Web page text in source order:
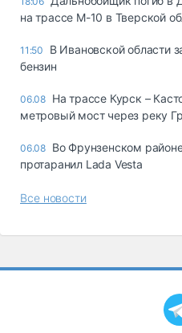
на трассе М-10 в Тверской
11:50
В Ивановской области
бензин
06.08 На трассе Курск –
метровый мост через реку
06.08 Во Фрунзенском
протаранил Lada Vesta
Все новости